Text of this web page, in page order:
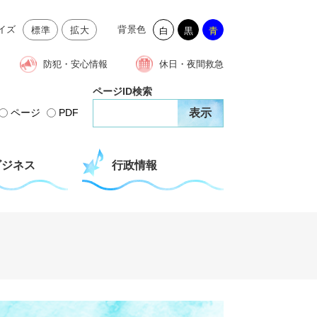
ズ 標準 拡大 背景色 白 黒 青
防犯・安心情報 休日・夜間救急
ページ PDF
ページID検索
ネス 行政情報